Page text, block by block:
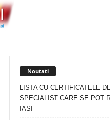
Noutati
LISTA CU CERTIFICATELE
SPECIALIST CARE SE POT
IASI